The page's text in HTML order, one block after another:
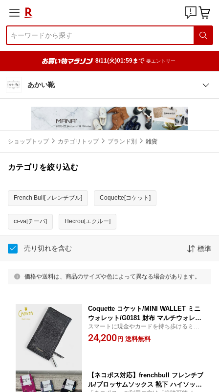
8/11(火)01:59まで 要エントリー
あかい靴
ショップトップ カテゴリトップ ブランド別 雑貨
カテゴリを絞り込む
French Bull[フレンチブル] Coquette[コケット]
ci-va[チーバ] Hecrou[エクルー]
売り切れを含む 標準
価格や送料は、商品のサイズや色によって異なる場合があります。
Coquette コケット/MINI WALLET ミニ
ウォレット/G0181 財布 マルチウォレッ
ト ミニウォレット スマートウォレット
カード収納 小銭入れ お札入れ 持ち歩き
スマートに現金やカードを持ち歩けるミニ
ウォレット
24,200円 送料無料
【ネコポス対応】frenchbull フレンチブ
ル/ブロッサムソックス 靴下 ハイソック